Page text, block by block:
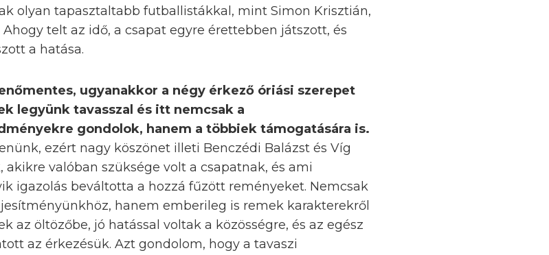
olyan tapasztaltabb futballistákkal, mint Simon Krisztián,
telt az idő, a csapat egyre érettebben játszott, és
a hatása.
ugyanakkor a négy érkező óriási szerepet
legyünk tavasszal és itt nemcsak a
gondolok, hanem a többiek támogatására is.
ezért nagy köszönet illeti Benczédi Balázst és Víg
valóban szüksége volt a csapatnak, és ami
igazolás beváltotta a hozzá fűzött reményeket. Nemcsak
hanem emberileg is remek karakterekről
az öltözőbe, jó hatással voltak a közösségre, és az egész
az érkezésük. Azt gondolom, hogy a tavaszi